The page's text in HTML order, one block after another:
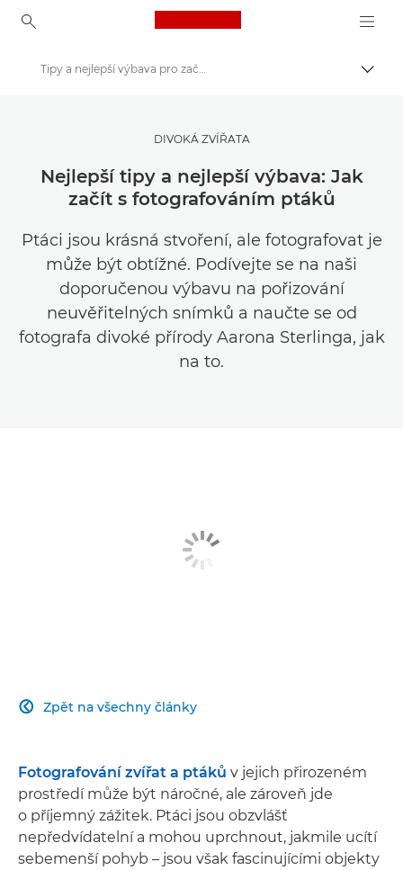
Canon Logo, back to
Get Inspired | Tipy pro fotografování a příručka pro nákup
Tipy a techniky pro fotografování a tisk
Tipy a nejlepší výbava pro začátečníky na fotografování ptáků
DIVOKÁ ZVÍŘATA
Nejlepší tipy a nejlepší výbava: Jak
začít s fotografováním ptáků
Ptáci jsou krásná stvoření, ale fotografovat je
může být obtížné. Podívejte se na naši
doporučenou výbavu na pořizování
neuvěřitelných snímků a naučte se od
fotografa divoké přírody Aarona Sterlinga, jak
na to.
Zpět na všechny články

Fotografování zvířat a ptáků v jejich přirozeném
prostředí může být náročné, ale zároveň jde
o příjemný zážitek. Ptáci jsou obzvlášť
nepředvídatelní a mohou uprchnout, jakmile ucítí
sebemenší pohyb – jsou však fascinujícími objekty